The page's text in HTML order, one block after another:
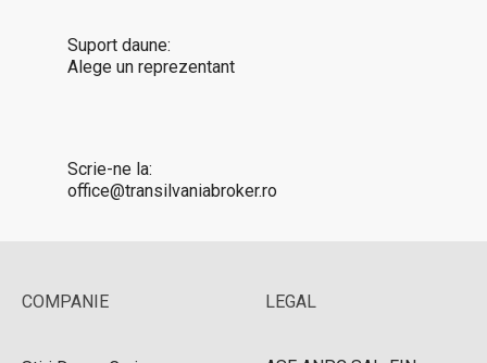
Suport daune:
Alege un reprezentant
Scrie-ne la:
office@transilvaniabroker.ro
COMPANIE LEGAL